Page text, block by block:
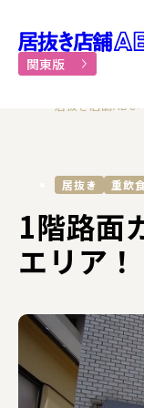
居抜き
関東版
居抜き店舗ABC
居抜き 重飲
1階路面
エリア！